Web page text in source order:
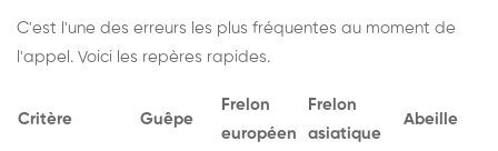
C'est l'une des erreurs les plus fréquentes au moment de
l'appel. Voici les repères rapides.
Critère Guêpe
Frelon
européen
Frelon
asiatique
Abeille